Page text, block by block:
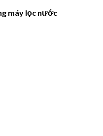
máy lọc nước